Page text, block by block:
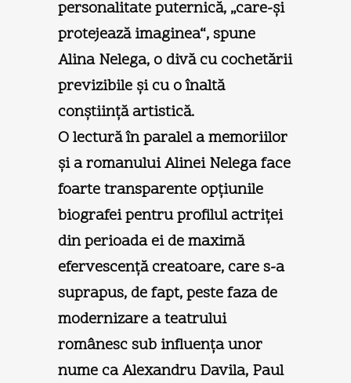
personalitate puternică, „care-şi
protejează imaginea“, spune
Alina Nelega, o divă cu cochetării
previzibile şi cu o înaltă
conştiinţă artistică.
O lectură în paralel a memoriilor
şi a romanului Alinei Nelega face
foarte transparente opţiunile
biografei pentru profilul actriţei
din perioada ei de maximă
efervescenţă creatoare, care s-a
suprapus, de fapt, peste faza de
modernizare a teatrului
românesc sub influenţa unor
nume ca Alexandru Davila, Paul